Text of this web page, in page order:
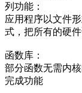
列功能：
应用程序以文件
式，把所有的硬
函数库：
部分函数无需内
完成功能